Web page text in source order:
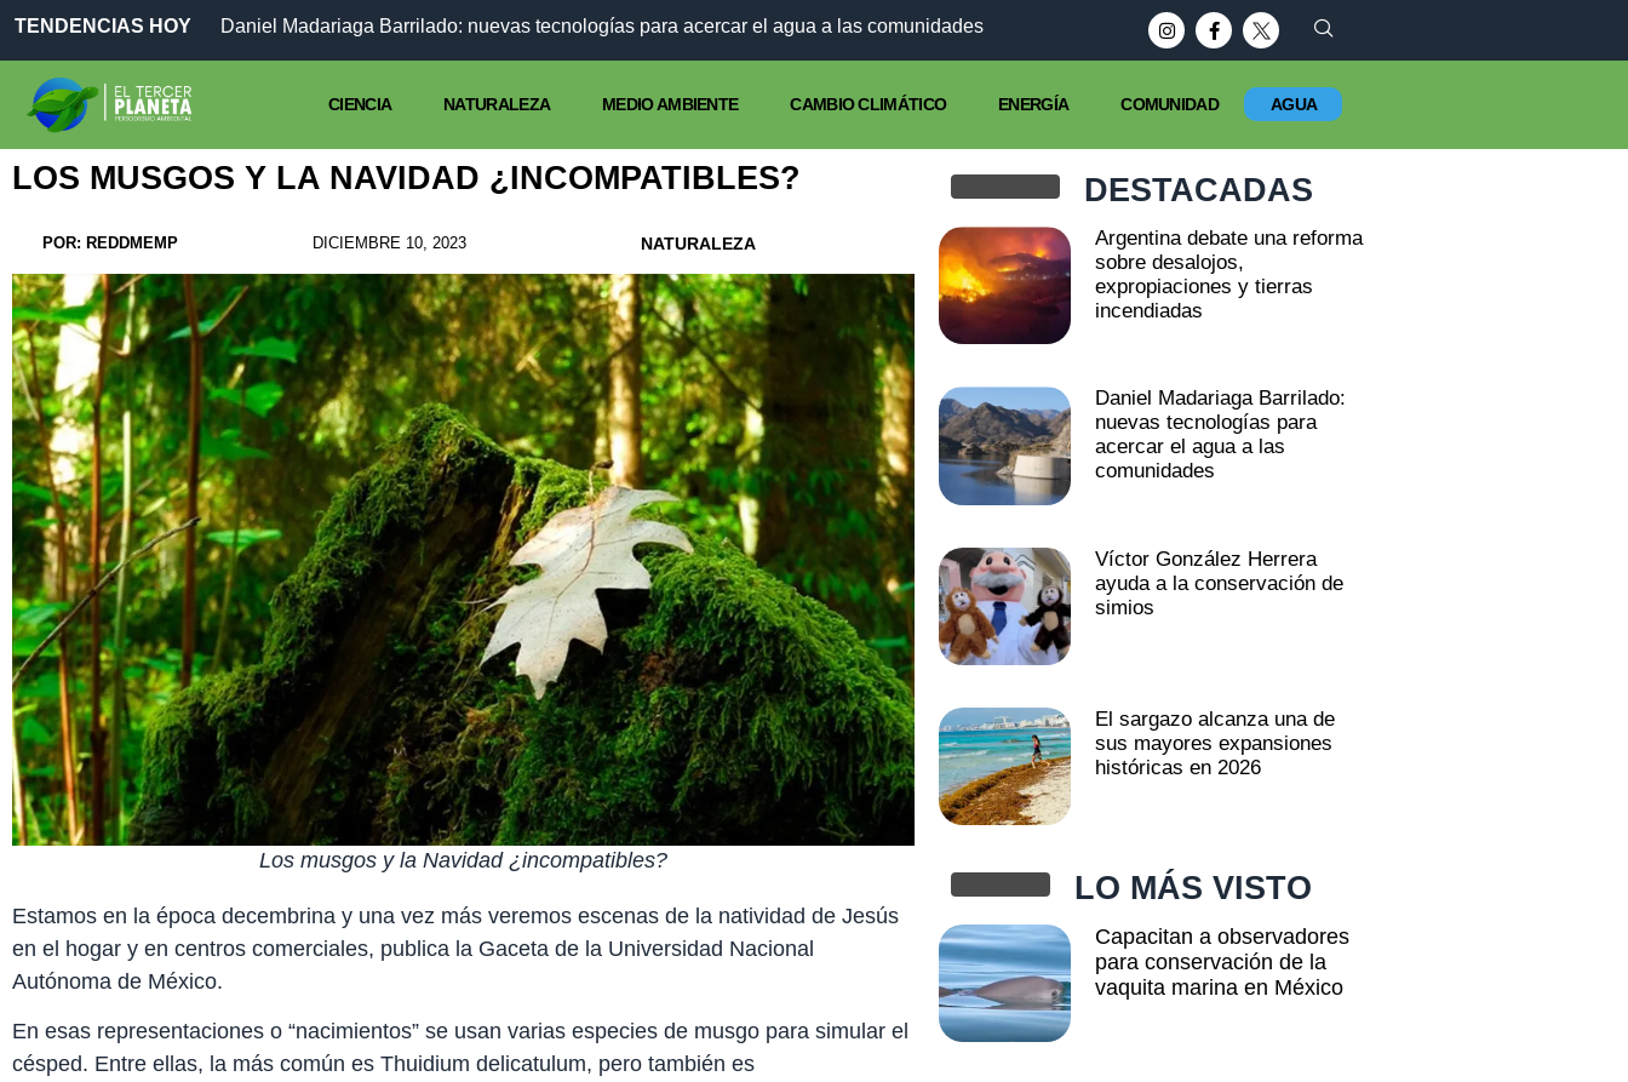
TENDENCIAS HOY Daniel Madariaga Barrilado: nuevas tecnologías para acercar el agua a las comunidades
CIENCIA NATURALEZA MEDIO AMBIENTE CAMBIO CLIMÁTICO ENERGÍA COMUNIDAD AGUA
LOS MUSGOS Y LA NAVIDAD ¿INCOMPATIBLES?
POR: REDDMEMP DICIEMBRE 10, 2023 NATURALEZA
Los musgos y la Navidad ¿incompatibles?
Estamos en la época decembrina y una vez más veremos escenas de la natividad de Jesús
en el hogar y en centros comerciales, publica la Gaceta de la Universidad Nacional
Autónoma de México.
En esas representaciones o “nacimientos” se usan varias especies de musgo para simular el
césped. Entre ellas, la más común es Thuidium delicatulum, pero también es
DESTACADAS
Argentina debate una reforma
sobre desalojos,
expropiaciones y tierras
incendiadas
Daniel Madariaga Barrilado:
nuevas tecnologías para
acercar el agua a las
comunidades
Víctor González Herrera
ayuda a la conservación de
simios
El sargazo alcanza una de
sus mayores expansiones
históricas en 2026
LO MÁS VISTO
Capacitan a observadores
para conservación de la
vaquita marina en México